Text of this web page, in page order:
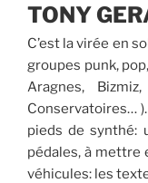
TONY
C’est la virée en
groupes punk,
Aragnes,
Conservatoires…
pieds de synthé:
pédales, à mettre
véhicules: les